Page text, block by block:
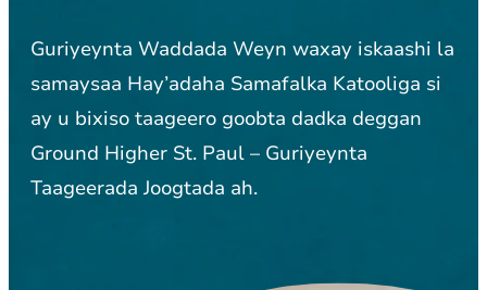
Guriyeynta Waddada Weyn waxay iskaashi la
samaysaa Hay’adaha Samafalka Katooliga si
ay u bixiso taageero goobta dadka deggan
Ground Higher St. Paul – Guriyeynta
Taageerada Joogtada ah.